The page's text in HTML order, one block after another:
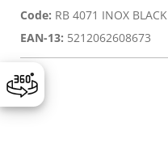
Code: RB 4071 INOX BLACK
EAN-13: 5212062608673